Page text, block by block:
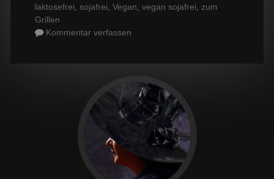
laktosefrei sojafrei Vegan vegan sojafrei
zum
Grillen
Kommentar verfassen